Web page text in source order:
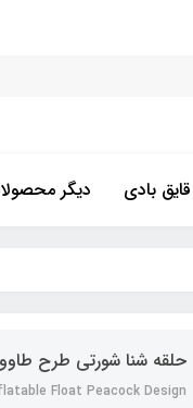
قایق بادی دیگر
حلقه شنا شورتی طرح
Float Peacock Design